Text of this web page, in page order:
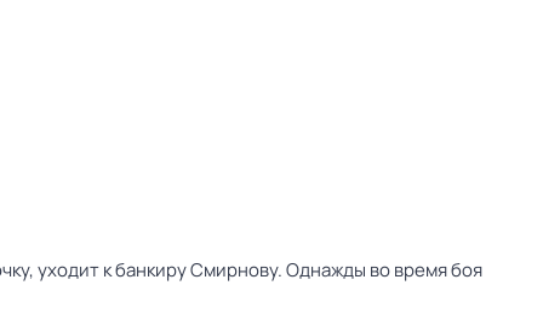
уходит к банкиру Смирнову. Однажды во время боя